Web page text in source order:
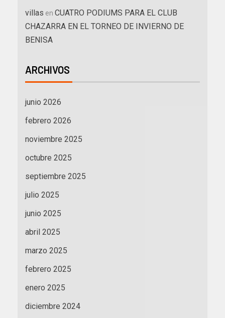
villas en CUATRO PODIUMS PARA EL CLUB
CHAZARRA EN EL TORNEO DE INVIERNO DE
BENISA
ARCHIVOS
junio 2026
febrero 2026
noviembre 2025
octubre 2025
septiembre 2025
julio 2025
junio 2025
abril 2025
marzo 2025
febrero 2025
enero 2025
diciembre 2024